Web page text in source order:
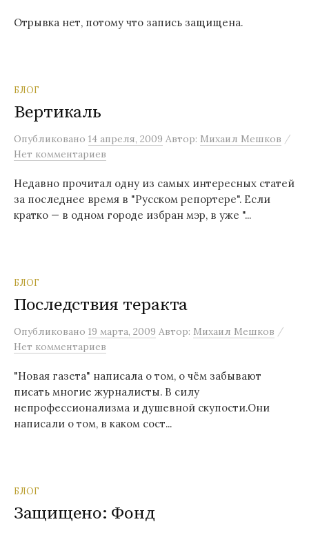
Отрывка нет, потому что запись защищена.
БЛОГ
Вертикаль
Опубликовано 14 апреля, 2009 Автор: Михаил Мешков /
Нет комментариев
Недавно прочитал одну из самых интересных статей
за последнее время в "Русском репортере". Если
кратко — в одном городе избран мэр, в уже "...
БЛОГ
Последствия теракта
Опубликовано 19 марта, 2009 Автор: Михаил Мешков /
Нет комментариев
"Новая газета" написала о том, о чём забывают
писать многие журналисты. В силу
непрофессионализма и душевной скупости.Они
написали о том, в каком сост...
БЛОГ
Защищено: Фонд